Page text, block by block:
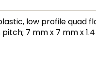
low profile quad
7 mm x 7 mm x